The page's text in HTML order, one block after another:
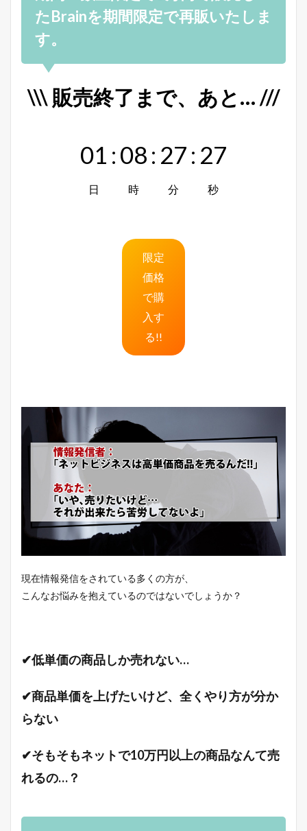
たBrainを期間限定で再販いたしま
す。
\\\ 販売終了まで、あと… ///
01
日
:08
時
: 27
分
: 26
秒
限定
価格
で購
入す
る!!
現在情報発信をされている多くの方が、
こんなお悩みを抱えているのではないでしょうか？
✔低単価の商品しか売れない…
✔商品単価を上げたいけど、全くやり方が分か
らない
✔そもそもネットで10万円以上の商品なんて売
れるの…？